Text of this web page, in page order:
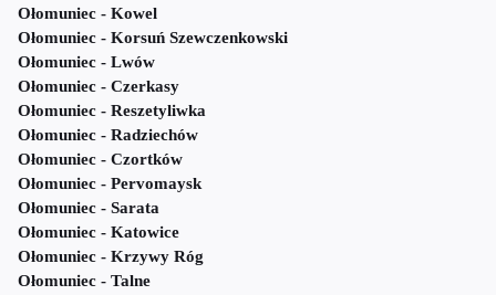
Ołomuniec - Kowel
Ołomuniec - Korsuń Szewczenkowski
Ołomuniec - Lwów
Ołomuniec - Czerkasy
Ołomuniec - Reszetyliwka
Ołomuniec - Radziechów
Ołomuniec - Czortków
Ołomuniec - Pervomaysk
Ołomuniec - Sarata
Ołomuniec - Katowice
Ołomuniec - Krzywy Róg
Ołomuniec - Talne